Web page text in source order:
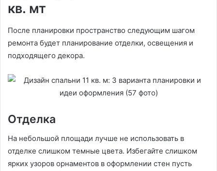
кв. мт
После планировки пространство следующим шагом
ремонта будет планирование отделки, освещения и
подходящего декора.
Отделка
На небольшой площади лучше не использовать в
отделке слишком темные цвета. Избегайте слишком
ярких узоров орнаментов в оформлении стен пусть